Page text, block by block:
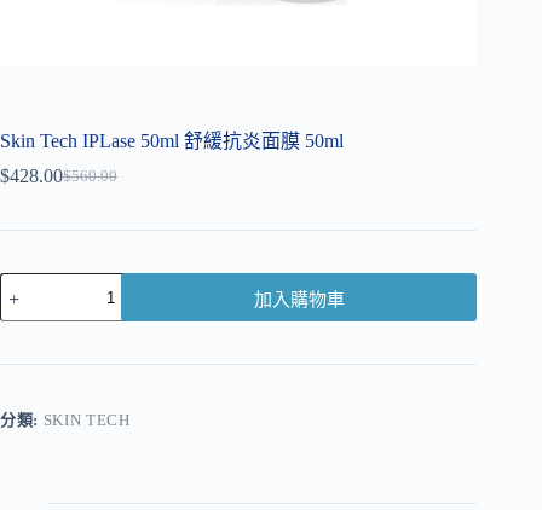
Skin Tech IPLase 50ml 舒緩抗炎面膜 50ml
$560.00
$428.00
加入購物車
r
分類: SKIN TECH